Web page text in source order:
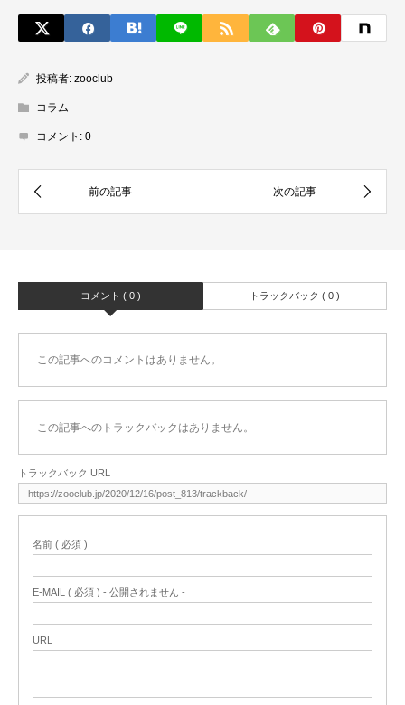
投稿者: zooclub
コラム
コメント: 0
コメント ( 0 ) トラックバック ( 0 )
この記事へのコメントはありません。
この記事へのトラックバックはありません。
トラックバック URL
名前 ( 必須 )
E-MAIL ( 必須 ) - 公開されません -
URL